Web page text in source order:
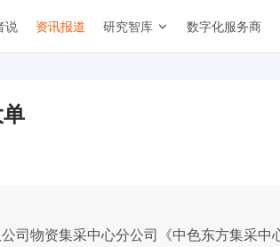
说 资讯报道 研究智库 数字化服务商
司物资集采中心分公司《中色东方集采中